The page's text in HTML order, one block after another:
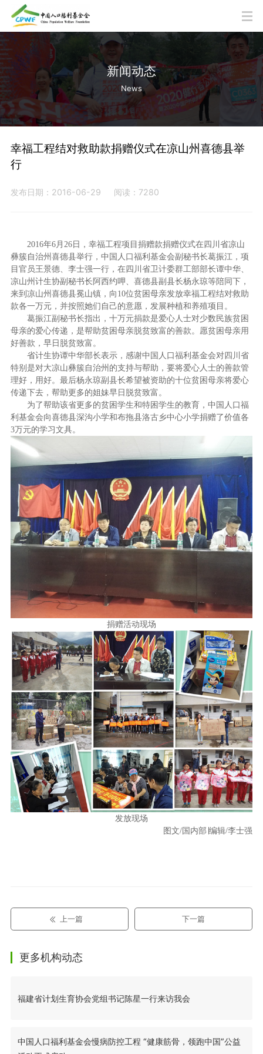
新闻动态
News
幸福工程结对救助款捐赠仪式在凉山州喜德县举
行
发布日期：2016-06-29 阅读：7280
2016年6月26日，幸福工程项目捐赠款捐赠仪式在四川省凉山
彝簇自治州喜德县举行，中国人口福利基金会副秘书长葛振江，项
目官员王景德、李士强一行，在四川省卫计委群工部部长谭中华、
凉山州计生协副秘书长阿西约呷、喜德县副县长杨永琼等陪同下，
来到凉山州喜德县冕山镇，向10位贫困母亲发放幸福工程结对救助
款各一万元，并按照她们自己的意愿，发展种植和养殖项目。
葛振江副秘书长指出，十万元捐款是爱心人士对少数民族贫困
母亲的爱心传递，是帮助贫困母亲脱贫致富的善款。愿贫困母亲用
好善款，早日脱贫致富。
省计生协谭中华部长表示，感谢中国人口福利基金会对四川省
特别是对大凉山彝簇自治州的支持与帮助，要将爱心人士的善款管
理好，用好。最后杨永琼副县长希望被资助的十位贫困母亲将爱心
传递下去，帮助更多的姐妹早日脱贫致富。
为了帮助该省更多的贫困学生和特困学生的教育，中国人口福
利基金会向喜德县深沟小学和布拖县洛古乡中心小学捐赠了价值各
3万元的学习文具。
捐赠活动现场
发放现场
图文/国内部∣编辑/李士强
上一篇 下一篇
更多机构动态
福建省计划生育协会党组书记陈星一行来访我会
中国人口福利基金会慢病防控工程 “健康筋骨，领跑中国”公益